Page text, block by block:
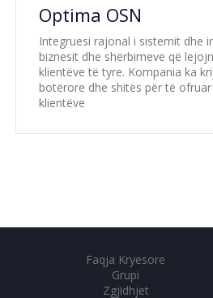
Optima OSN
Integruesi rajonal i sistemit dhe
biznesit dhe shërbimeve që
klientëve të tyre. Kompania ka
botërore dhe shitës për të
klientëve
Faqja Kryesore
Grupi
Zgjidhjet